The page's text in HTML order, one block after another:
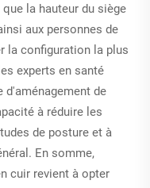
la hauteur du siège
aux personnes de
la configuration la plus
experts en santé
d'aménagement de
à réduire les
de posture et à
En somme,
cuir revient à opter